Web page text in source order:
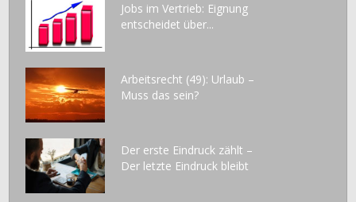
Jobs im Vertrieb: Eignung
entscheidet über...
Arbeitsrecht (49): Urlaub –
Muss das sein?
Der erste Eindruck zählt –
Der letzte Eindruck bleibt